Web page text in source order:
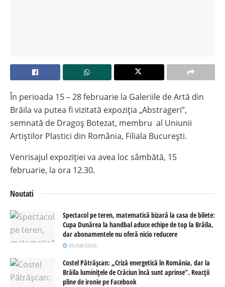
În perioada 15 – 28 februarie la Galeriile de Artă din
Brăila va putea fi vizitată expoziția „Abstrageri”,
semnată de Dragoș Botezat, membru al Uniunii
Artiștilor Plastici din România, Filiala București.
Venrisajul expoziției va avea loc sâmbătă, 15
februarie, la ora 12.30.
Noutati
Spectacol pe teren, matematică bizară la casa de bilete:
Cupa Dunărea la handbal aduce echipe de top la Brăila,
dar abonamentele nu oferă nicio reducere
05/08/2026
Costel Pătrășcan: „Criză energetică în România, dar la
Brăila luminițele de Crăciun încă sunt aprinse”. Reacții
pline de ironie pe Facebook